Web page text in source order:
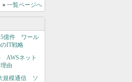
» 一覧ページへ
5億件 ワール
のIT戦略
AWSネット
由
規模通信 ソ